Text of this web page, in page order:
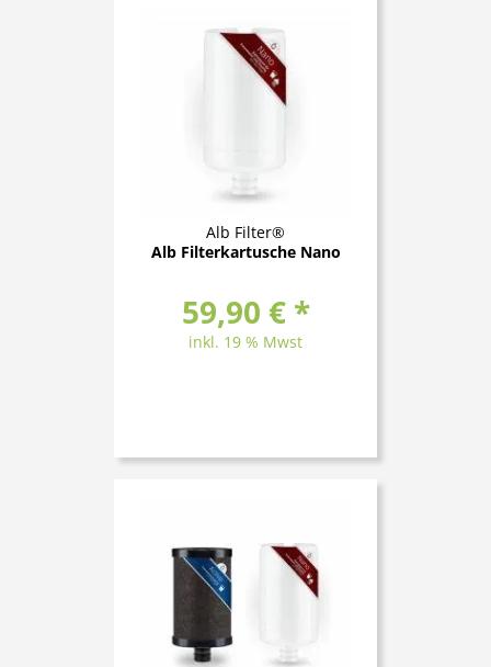
Alb Filter®
Alb Filterkartusche Nano
59,90 € *
inkl. 19 % Mwst